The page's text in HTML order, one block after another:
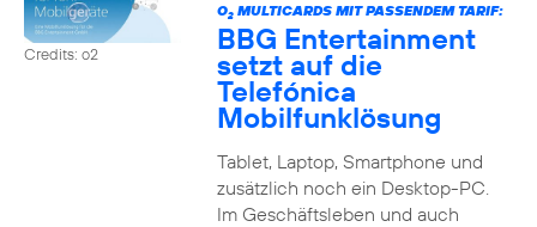
Credits: o2
O2MULTICARDS MIT PASSENDEM TARIF:
BBG Entertainment
setzt auf die
Telefónica
Mobilfunklösung
Tablet, Laptop, Smartphone und
zusätzlich noch ein Desktop-PC.
Im Geschäftsleben und auch